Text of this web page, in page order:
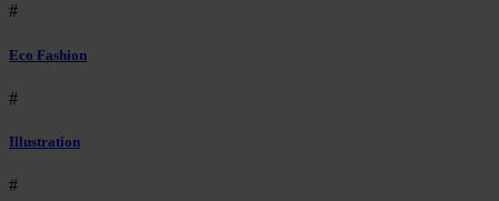
#
Eco Fashion
#
Illustration
#